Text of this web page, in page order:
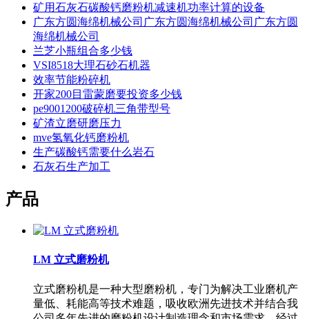
矿用石灰石碳酸钙磨粉机减速机功率计算的设备
广东方圆海绵机械公司广东方圆海绵机械公司广东方圆
海绵机械公司
兰芝小瓶组合多少钱
VSI8518大理石砂石机器
效率节能粉碎机
开家200目雷蒙磨要投资多少钱
pe9001200破碎机三角带型号
矿渣立磨研磨压力
mve氢氧化钙磨粉机
生产碳酸钙需要什么岩石
石灰石生产加工
产品
LM 立式磨粉机
立式磨粉机是一种大型磨粉机，专门为解决工业磨机产
量低、耗能高等技术难题，吸收欧洲先进技术并结合我